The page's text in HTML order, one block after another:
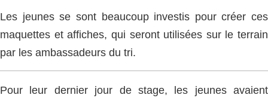
Les jeunes se sont beaucoup investis pour créer ces
maquettes et affiches, qui seront utilisées sur le terrain
par les ambassadeurs du tri.
Pour leur dernier jour de stage, les jeunes avaient